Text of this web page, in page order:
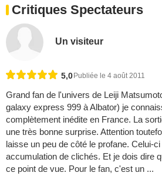
Critiques Spectateurs
Un visiteur
5,0 Publiée le 4 août 2011
Grand fan de l'univers de Leiji
galaxy express 999 à Albator) je
complètement inédite en France. La
une très bonne surprise. Attention
laisse un peu de côté le profane. Celui-
accumulation de clichés. Et je dois dire
ce point de vue. Pour le fan, c'est un ...